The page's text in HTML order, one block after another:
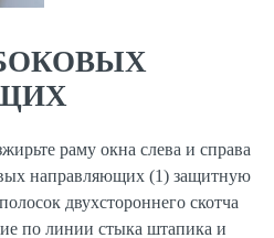
раму окна слева и справа
направляющих (1) защитную
двухстороннего скотча
по линии стыка штапика и